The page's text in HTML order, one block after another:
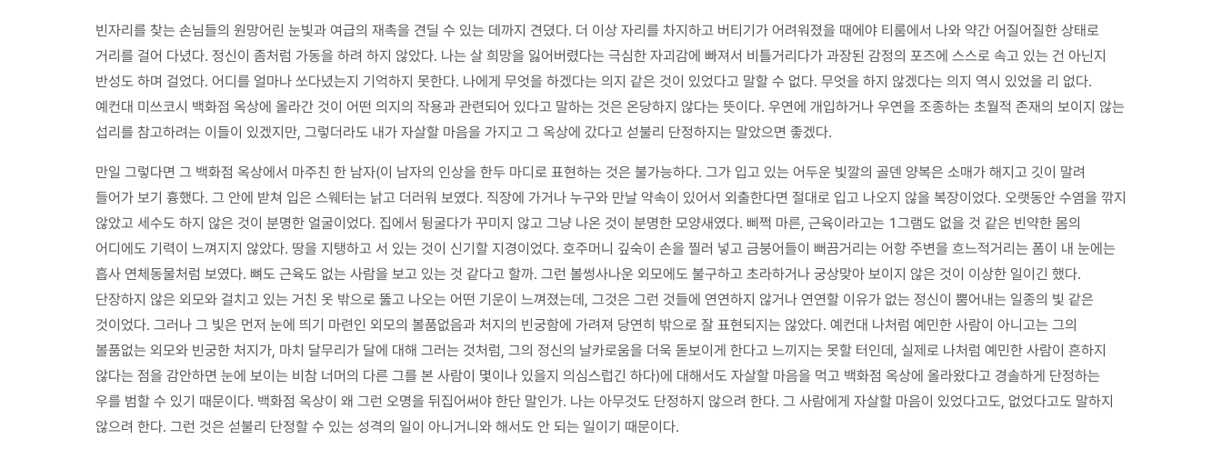
빈자리를 찾는 손님들의 원망어린 눈빛과 여급의 재촉을 견딜 수 있는 데까지 견뎠다. 더 이상 자리를 차지하고 버티기가 어려워졌을 때에야 티룸에서 나와 약간 어질어질한 상태로
거리를 걸어 다녔다. 정신이 좀처럼 가동을 하려 하지 않았다. 나는 살 희망을 잃어버렸다는 극심한 자괴감에 빠져서 비틀거리다가 과장된 감정의 포즈에 스스로 속고 있는 건 아닌지
반성도 하며 걸었다. 어디를 얼마나 쏘다녔는지 기억하지 못한다. 나에게 무엇을 하겠다는 의지 같은 것이 있었다고 말할 수 없다. 무엇을 하지 않겠다는 의지 역시 있었을 리 없다.
예컨대 미쓰코시 백화점 옥상에 올라간 것이 어떤 의지의 작용과 관련되어 있다고 말하는 것은 온당하지 않다는 뜻이다. 우연에 개입하거나 우연을 조종하는 초월적 존재의 보이지 않는
섭리를 참고하려는 이들이 있겠지만, 그렇더라도 내가 자살할 마음을 가지고 그 옥상에 갔다고 섣불리 단정하지는 말았으면 좋겠다.
만일 그렇다면 그 백화점 옥상에서 마주친 한 남자(이 남자의 인상을 한두 마디로 표현하는 것은 불가능하다. 그가 입고 있는 어두운 빛깔의 골덴 양복은 소매가 해지고 깃이 말려
들어가 보기 흉했다. 그 안에 받쳐 입은 스웨터는 낡고 더러워 보였다. 직장에 가거나 누구와 만날 약속이 있어서 외출한다면 절대로 입고 나오지 않을 복장이었다. 오랫동안 수염을 깎지
않았고 세수도 하지 않은 것이 분명한 얼굴이었다. 집에서 뒹굴다가 꾸미지 않고 그냥 나온 것이 분명한 모양새였다. 삐쩍 마른, 근육이라고는 1그램도 없을 것 같은 빈약한 몸의
어디에도 기력이 느껴지지 않았다. 땅을 지탱하고 서 있는 것이 신기할 지경이었다. 호주머니 깊숙이 손을 찔러 넣고 금붕어들이 뻐끔거리는 어항 주변을 흐느적거리는 폼이 내 눈에는
흡사 연체동물처럼 보였다. 뼈도 근육도 없는 사람을 보고 있는 것 같다고 할까. 그런 볼썽사나운 외모에도 불구하고 초라하거나 궁상맞아 보이지 않은 것이 이상한 일이긴 했다.
단장하지 않은 외모와 걸치고 있는 거친 옷 밖으로 뚫고 나오는 어떤 기운이 느껴졌는데, 그것은 그런 것들에 연연하지 않거나 연연할 이유가 없는 정신이 뿜어내는 일종의 빛 같은
것이었다. 그러나 그 빛은 먼저 눈에 띄기 마련인 외모의 볼품없음과 처지의 빈궁함에 가려져 당연히 밖으로 잘 표현되지는 않았다. 예컨대 나처럼 예민한 사람이 아니고는 그의
볼품없는 외모와 빈궁한 처지가, 마치 달무리가 달에 대해 그러는 것처럼, 그의 정신의 날카로움을 더욱 돋보이게 한다고 느끼지는 못할 터인데, 실제로 나처럼 예민한 사람이 흔하지
않다는 점을 감안하면 눈에 보이는 비참 너머의 다른 그를 본 사람이 몇이나 있을지 의심스럽긴 하다)에 대해서도 자살할 마음을 먹고 백화점 옥상에 올라왔다고 경솔하게 단정하는
우를 범할 수 있기 때문이다. 백화점 옥상이 왜 그런 오명을 뒤집어써야 한단 말인가. 나는 아무것도 단정하지 않으려 한다. 그 사람에게 자살할 마음이 있었다고도, 없었다고도 말하지
않으려 한다. 그런 것은 섣불리 단정할 수 있는 성격의 일이 아니거니와 해서도 안 되는 일이기 때문이다.